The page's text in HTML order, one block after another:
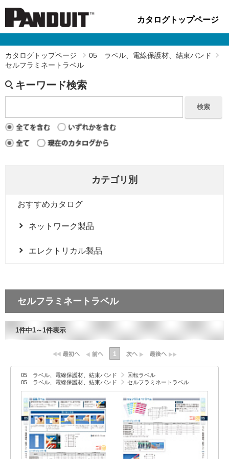
カタログトップページ
セルフラミネートラベル
1件中1～1件表示
1
05 ラベル、電線保護材、結束バンド
回転ラベル
05 ラベル、電線保護材、結束バンド
セルフラミネートラベル
カタログトップページ
05 ラベル、電線保護材、結束バンド
セルフラミネートラベル
キーワード検索
検索
カテゴリ別
おすすめカタログ
ネットワーク製品
エレクトリカル製品